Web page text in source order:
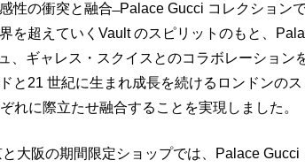
性の衝突と融合 ̶ Palace Gucci コレクション
を超えていくVault のスピリットのもと、
、ギャレス・スクイスとのコラボレーション
と21 世紀に生まれ成長を続けるロンドンのス
れに際立たせ融合することを実現しました。
大阪の期間限定ショップでは、Palace Gucci